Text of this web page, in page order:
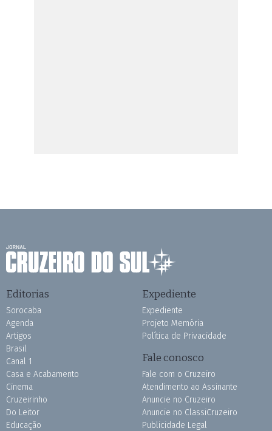
Editorias
Sorocaba
Agenda
Artigos
Brasil
Canal 1
Casa e Acabamento
Cinema
Cruzeirinho
Do Leitor
Educação
Expediente
Expediente
Projeto Memória
Política de Privacidade
Fale conosco
Fale com o Cruzeiro
Atendimento ao Assinante
Anuncie no Cruzeiro
Anuncie no ClassiCruzeiro
Publicidade Legal